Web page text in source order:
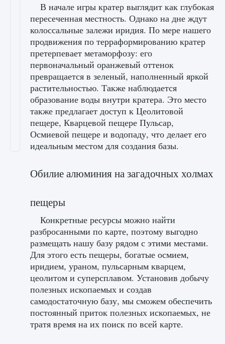
В начале игры кратер выглядит как глубокая
пересеченная местность. Однако на дне ждут
колоссальные залежи иридия. По мере нашего
продвижения по терраформированию кратер
претерпевает метаморфозу: его
первоначальный оранжевый оттенок
превращается в зеленый, наполненный яркой
растительностью. Также наблюдается
образование воды внутри кратера. Это место
также предлагает доступ к Цеолитовой
пещере, Кварцевой пещере Пульсар,
Осмиевой пещере и водопаду, что делает его
идеальным местом для создания базы.
Обилие алюминия на загадочных холмах
пещеры
Конкретные ресурсы можно найти
разбросанными по карте, поэтому выгодно
размещать нашу базу рядом с этими местами.
Для этого есть пещеры, богатые осмием,
иридием, ураном, пульсарным кварцем,
цеолитом и суперсплавом. Установив добычу
полезных ископаемых и создав
самодостаточную базу, мы сможем обеспечить
постоянный приток полезных ископаемых, не
тратя время на их поиск по всей карте.